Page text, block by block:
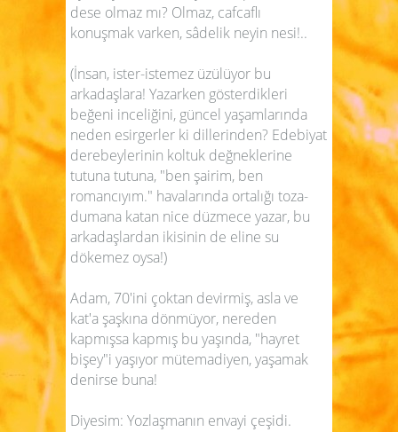
dese olmaz mı? Olmaz, cafcaflı
konuşmak varken, sâdelik neyin nesi!..
(İnsan, ister-istemez üzülüyor bu
arkadaşlara! Yazarken gösterdikleri
beğeni inceliğini, güncel yaşamlarında
neden esirgerler ki dillerinden? Edebiyat
derebeylerinin koltuk değneklerine
tutuna tutuna, "ben şairim, ben
romancıyım." havalarında ortalığı toza-
dumana katan nice düzmece yazar, bu
arkadaşlardan ikisinin de eline su
dökemez oysa!)
Adam, 70'ini çoktan devirmiş, asla ve
kat'a şaşkına dönmüyor, nereden
kapmışsa kapmış bu yaşında, "hayret
bişey"i yaşıyor mütemadiyen, yaşamak
denirse buna!
Diyesim: Yozlaşmanın envayi çeşidi.